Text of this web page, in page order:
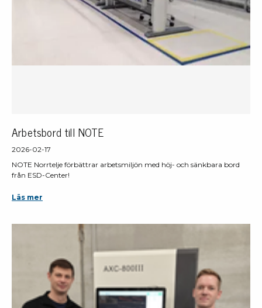
Arbetsbord till NOTE
2026-02-17
NOTE Norrtelje förbättrar arbetsmiljön med höj- och sänkbara bord
från ESD-Center!
Läs mer